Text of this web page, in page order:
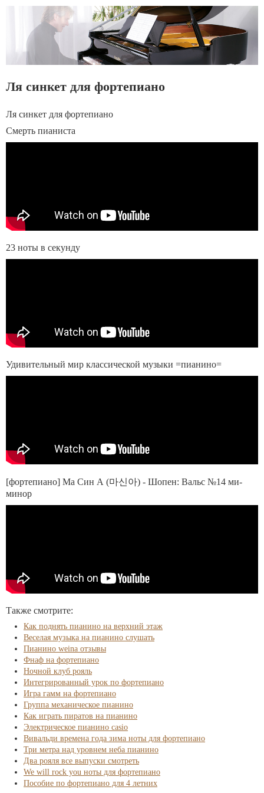
Ля синкет для фортепиано
Ля синкет для фортепиано
Смерть пианиста
23 ноты в секунду
Удивительный мир классической музыки =пианино=
[фортепиано] Ма Син А (마신아) - Шопен: Вальс №14 ми-
минор
Также смотрите:
Как поднять пианино на верхний этаж
Веселая музыка на пианино слушать
Пианино weina отзывы
Фнаф на фортепиано
Ночной клуб рояль
Интегрированный урок по фортепиано
Игра гамм на фортепиано
Группа механическое пианино
Как играть пиратов на пианино
Электрическое пианино casio
Вивальди времена года зима ноты для фортепиано
Три метра над уровнем неба пианино
Два рояля все выпуски смотреть
We will rock you ноты для фортепиано
Пособие по фортепиано для 4 летних